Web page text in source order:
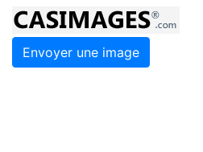
Envoyer une image